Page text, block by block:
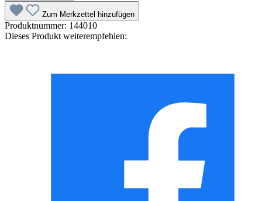
Zum Merkzettel hinzufügen
Produktnummer: 144010
Dieses Produkt weiterempfehlen: